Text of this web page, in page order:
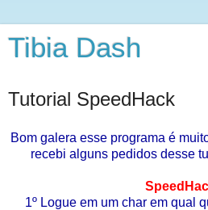
Tibia Dash
Tutorial SpeedHack
Bom galera esse programa é
recebi alguns pedidos desse
1º Logue em um char em qual